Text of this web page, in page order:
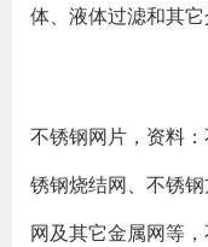
体、液体过滤和其它
不锈钢网片，资料
锈钢烧结网、不锈
网及其它金属网等